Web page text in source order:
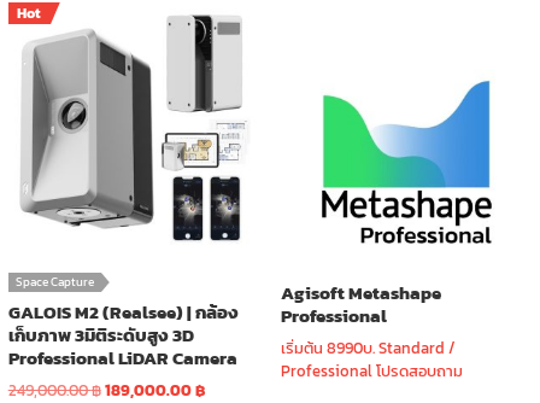
be
chosen
on
the
product
Hot
Space Capture
GALOIS M2 (Realsee) | กล้อง
เก็บภาพ 3มิติระดับสูง 3D
Professional LiDAR Camera
249,000.00฿Original
189,000.00฿Current
Agisoft Metashape
Professional
เริ่มต้น 8990บ. Standard /
Professional โปรดสอบถาม